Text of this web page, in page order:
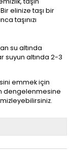
elinize taşı bir
taşınızı
su altında
suyun altında 2-3
emmek için
dengelenmesine